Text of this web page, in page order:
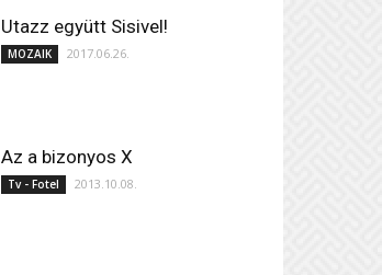
Utazz együtt Sisivel!
MOZAIK 2017.06.26.
Az a bizonyos X
Tv - Fotel 2013.10.08.